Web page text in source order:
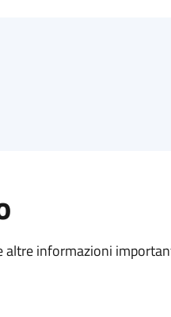
altre informazioni